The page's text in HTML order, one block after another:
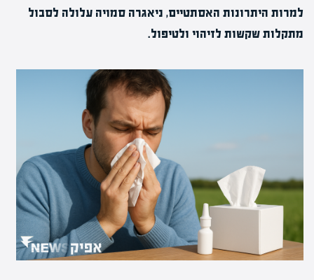
למרות היתרונות האסתטיים, ניאגרה סמויה עלולה לסבול
מתקלות שקשות לזיהוי ולטיפול.